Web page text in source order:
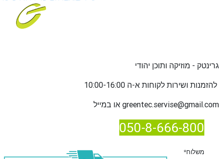
גרינטק - מוזיקה ותוכן יהודי
להזמנות ו
greentec.servise@gmail.com
050-8-666-800
*משלוח